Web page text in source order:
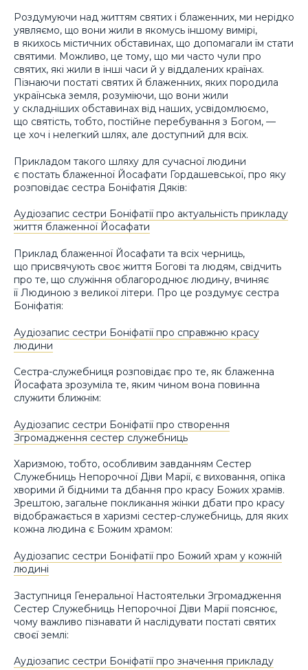
Роздумуючи над життям святих і блаженних, ми нерідко
уявляємо, що вони жили в якомусь іншому вимірі,
в якихось містичних обставинах, що допомагали їм стати
святими. Можливо, це тому, що ми часто чули про
святих, які жили в інші часи й у віддалених країнах.
Пізнаючи постаті святих й блаженних, яких породила
українська земля, розуміючи, що вони жили
у складніших обставинах від наших, усвідомлюємо,
що святість, тобто, постійне перебування з Богом, —
це хоч і нелегкий шлях, але доступний для всіх.
Прикладом такого шляху для сучасної людини
є постать блаженної Йосафати Гордашевської, про яку
розповідає сестра Боніфатія Дяків:
Аудіозапис сестри Боніфатії про актуальність прикладу
життя блаженної Йосафати
Приклад блаженної Йосафати та всіх черниць,
що присвячують своє життя Богові та людям, свідчить
про те, що служіння облагороднює людину, вчиняє
її Людиною з великої літери. Про це роздумує сестра
Боніфатія:
Аудіозапис сестри Боніфатії про справжню красу
людини
Сестра-служебниця розповідає про те, як блаженна
Йосафата зрозуміла те, яким чином вона повинна
служити ближнім:
Аудіозапис сестри Боніфатії про створення
Згромадження сестер служебниць
Харизмою, тобто, особливим завданням Сестер
Служебниць Непорочної Діви Марії, є виховання, опіка
хворими й бідними та дбання про красу Божих храмів.
Зрештою, загальне покликання жінки дбати про красу
відображається в харизмі сестер-служебниць, для яких
кожна людина є Божим храмом:
Аудіозапис сестри Боніфатії про Божий храм у кожній
людині
Заступниця Генеральної Настоятельки Згромадження
Сестер Служебниць Непорочної Діви Марії пояснює,
чому важливо пізнавати й наслідувати постаті святих
своєї землі:
Аудіозапис сестри Боніфатії про значення прикладу